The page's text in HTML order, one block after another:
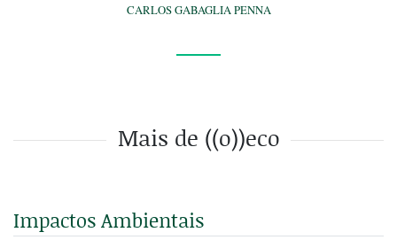
CARLOS GABAGLIA PENNA
Mais de ((o))eco
Impactos Ambientais